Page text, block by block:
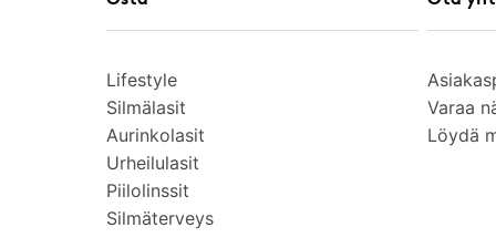
Lifestyle
Silmälasit
Aurinkolasit
Urheilulasit
Piilolinssit
Silmäterveys
Varaa
Löydä